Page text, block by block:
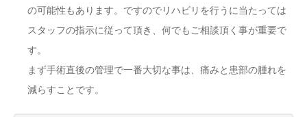
の可能性もあります。ですのでリハビリを行うに当たっては
スタッフの指示に従って頂き、何でもご相談頂く事が重要で
す。
まず手術直後の管理で一番大切な事は、痛みと患部の腫れを
減らすことです。